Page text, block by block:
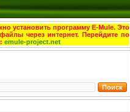
установить программу E-Mule. Это
через интернет. Перейдите по
emule-project.net